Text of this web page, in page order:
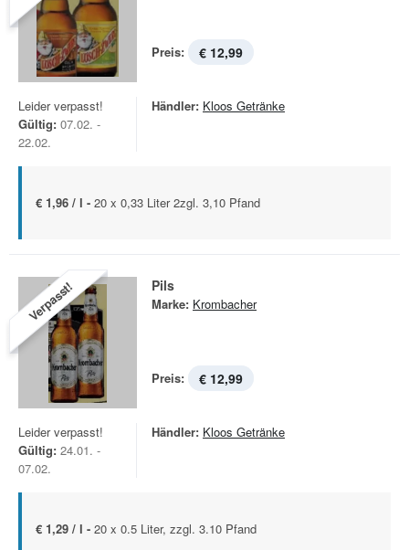
Preis: € 12,99
Leider verpasst!
Gültig: 07.02. -
22.02.
Händler: Kloos Getränke
€ 1,96 / l - 20 x 0,33 Liter 2zgl. 3,10 Pfand
Verpasst! Pils
Marke: Krombacher
Preis: € 12,99
Leider verpasst!
Gültig: 24.01. -
07.02.
Händler: Kloos Getränke
€ 1,29 / l - 20 x 0.5 Liter, zzgl. 3.10 Pfand